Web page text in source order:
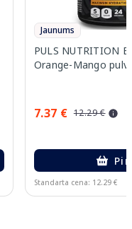
Jaunums
PULS NUTRITION
Orange-Mango
7.37 € 12.29 €
Standarta cena: 12.29 €